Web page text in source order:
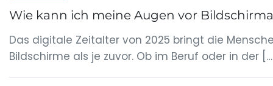
Wie kann ich meine Augen vor
Das digitale Zeitalter von 2025 bringt die
Bildschirme als je zuvor. Ob im Beruf oder in der